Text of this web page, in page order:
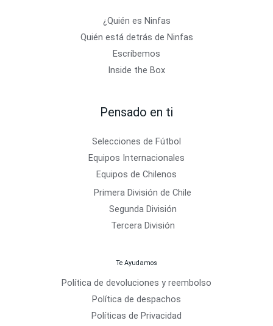
¿Quién es Ninfas
Quién está detrás de Ninfas
Escríbemos
Inside the Box
Pensado en ti
Selecciones de Fútbol
Equipos Internacionales
Equipos de Chilenos
Primera División de Chile
Segunda División
Tercera División
Te Ayudamos
Política de devoluciones y reembolso
Política de despachos
Políticas de Privacidad